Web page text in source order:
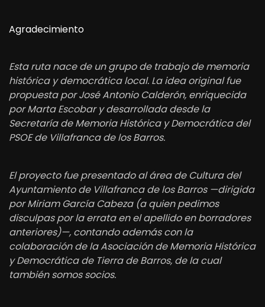
Agradecimiento
Esta ruta nace de un grupo de trabajo de memoria
histórica y democrática local. La idea original fue
propuesta por José Antonio Calderón, enriquecida
por Marta Escobar y desarrollada desde la
Secretaría de Memoria Histórica y Democrática del
PSOE de Villafranca de los Barros.
El proyecto fue presentado al área de Cultura del
Ayuntamiento de Villafranca de los Barros —dirigida
por Miriam García Cabeza (a quien pedimos
disculpas por la errata en el apellido en borradores
anteriores)—, contando además con la
colaboración de la Asociación de Memoria Histórica
y Democrática de Tierra de Barros, de la cual
también somos socios.